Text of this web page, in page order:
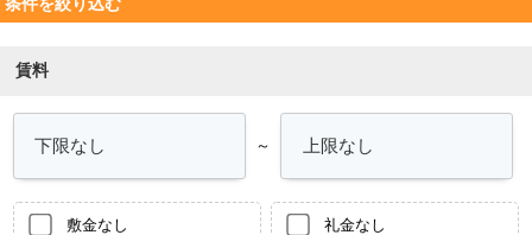
賃料
～
敷金なし 礼金なし